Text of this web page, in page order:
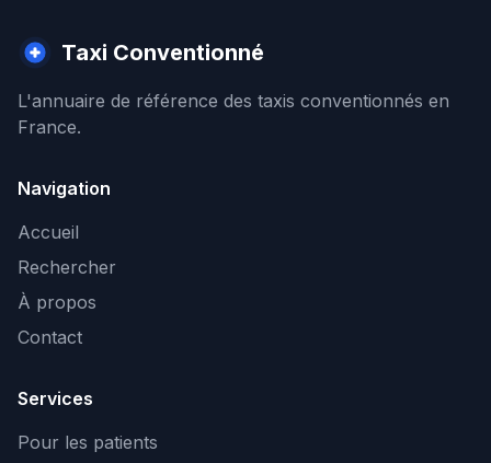
Taxi Conventionné
L'annuaire de référence des taxis conventionnés en
France.
Navigation
Accueil
Rechercher
À propos
Contact
Services
Pour les patients